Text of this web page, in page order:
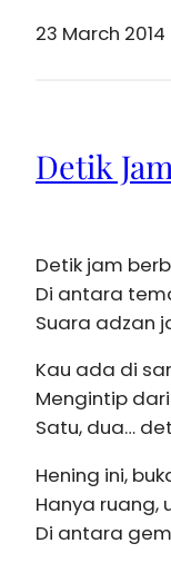
23 March 2014
Detik
Detik jam
Di antara
Suara adzan
Kau ada di
Mengintip
Satu, dua…
Hening ini,
Hanya ruang,
Di antara